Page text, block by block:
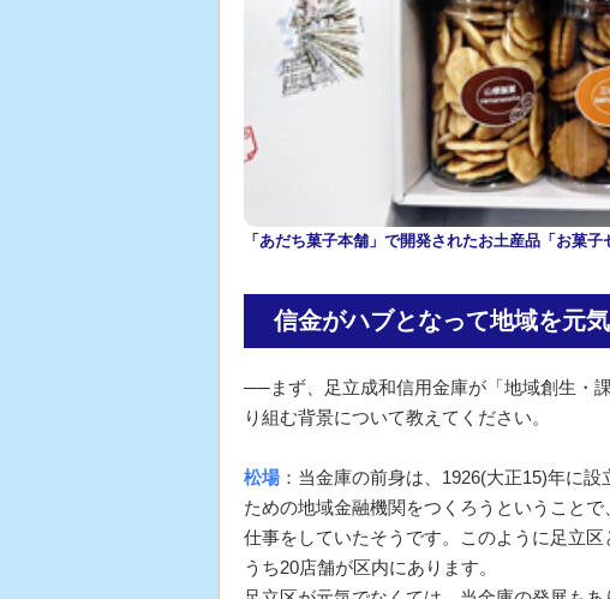
「あだち菓子本舗」で開発されたお土産品「お菓
信金がハブとなって地域を元
──まず、足立成和信用金庫が「地域創生・
り組む背景について教えてください。
松場：当金庫の前身は、1926(大正15)年に
ための地域金融機関をつくろうということ
仕事をしていたそうです。このように足立
うち20店舗が区内にあります。